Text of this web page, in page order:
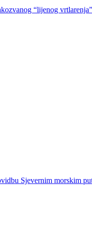
“lijenog
Sjevernim morskim